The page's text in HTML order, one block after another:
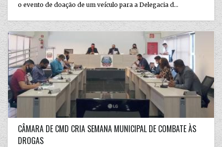
o evento de doação de um veículo para a Delegacia d...
CÂMARA DE CMD CRIA SEMANA MUNICIPAL DE COMBATE ÀS
DROGAS